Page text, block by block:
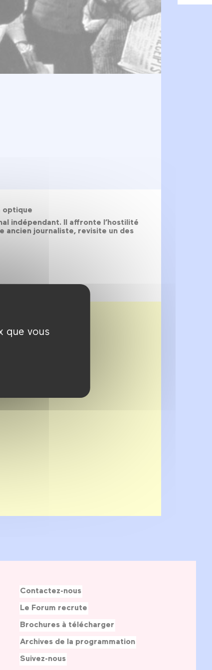
que vous
optique
indépendant. Il affronte l’hostilité
ancien journaliste, revisite un des
Contactez-nous
Le Forum recrute
Brochures à télécharger
Archives de la programmation
Suivez-nous